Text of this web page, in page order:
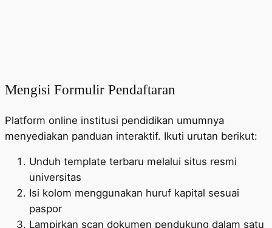
Mengisi Formulir Pendaftaran
Platform online institusi pendidikan umumnya
menyediakan panduan interaktif. Ikuti urutan berikut:
Unduh template terbaru melalui situs resmi
universitas
Isi kolom menggunakan huruf kapital sesuai
paspor
Lampirkan scan dokumen pendukung dalam satu